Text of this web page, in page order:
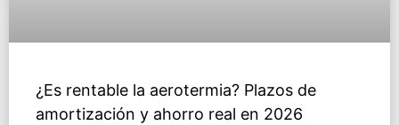
¿Es rentable la aerotermia? Plazos de
amortización y ahorro real en 2026